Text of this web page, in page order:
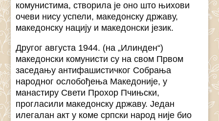
комунистима, створила је оно што њихови
очеви нису успели, македонску државу,
македонску нацију и македонски језик.
Другог августа 1944. (на „Илинден“)
македонски комунисти су на свом Првом
заседању антифашистичког Собрања
народног ослобођења Македоније, у
манастиру Свети Прохор Пчињски,
прогласили македонску државу. Један
илегалан акт у коме српски народ није био